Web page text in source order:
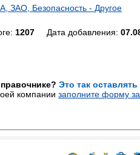
Безопасность - Другое
1207 Дата добавления:
Это так
компании заполните форму